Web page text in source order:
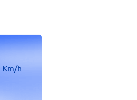
Km/h